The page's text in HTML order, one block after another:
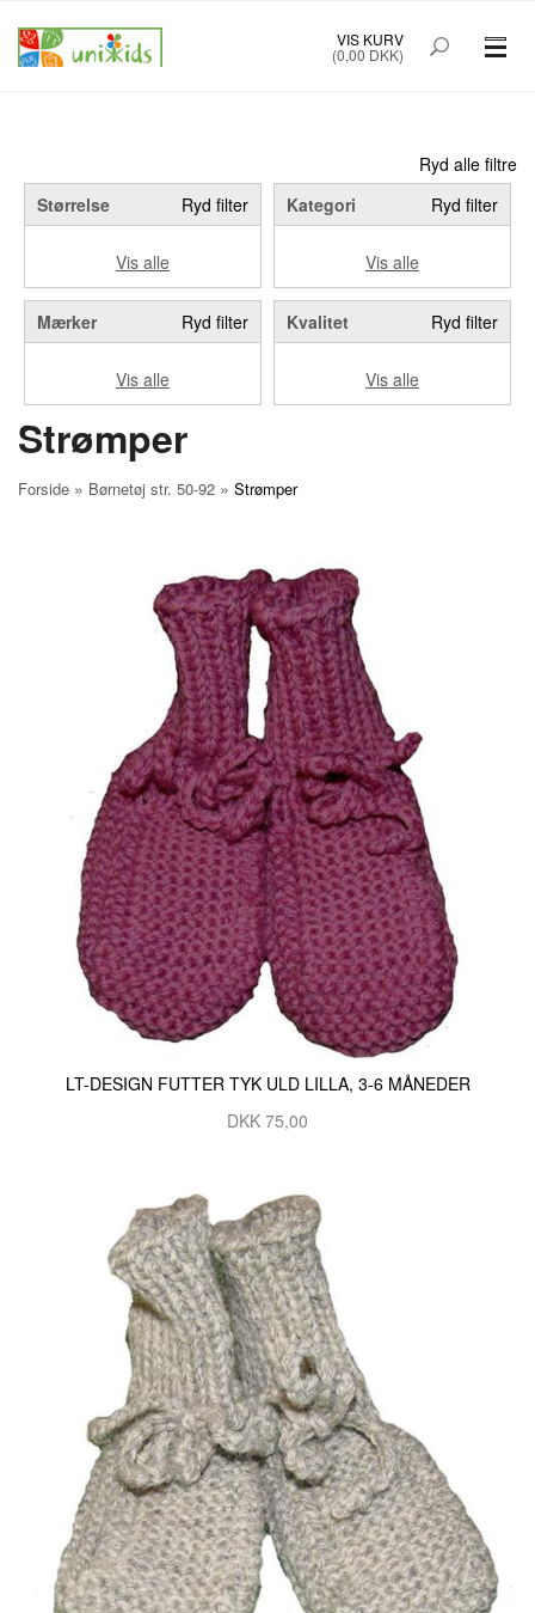
VIS KURV
(0,00 DKK)
BABYUDSTYR
MÆRKER
FORSIDE OM UNIK KIDS
Ryd alle filtre
Størrelse
Ryd filter
Vis alle
Kategori Ryd filter
Vis alle
Mærker Ryd filter
Vis alle
Kvalitet Ryd filter
Vis alle
Strømper
Forside » Børnetøj str. 50-92 » Strømper
LT-DESIGN FUTTER TYK ULD LILLA, 3-6 MÅNEDER
DKK 75,00